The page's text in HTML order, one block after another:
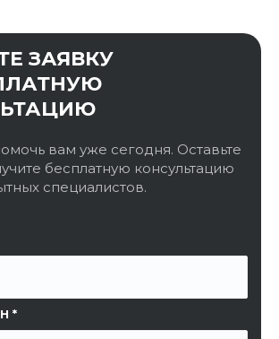
ЗАЯВКУ
вам уже сегодня. Оставьте
бесплатную консультацию
специалистов.